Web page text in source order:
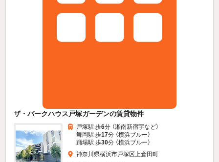
ザ・パークハウス戸塚ガーデンの賃貸物件
戸塚駅 歩6分 （湘南新宿宇など）
舞岡駅 歩17分 （横浜ブルー）
踊場駅 歩30分 （横浜ブルー）
神奈川県横浜市戸塚区上倉田町